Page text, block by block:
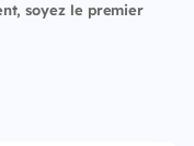
soyez le premier